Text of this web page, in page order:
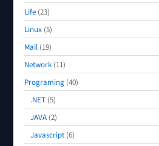
Life (23)
Linux (5)
Mail (19)
Network (11)
Programing (40)
.NET (5)
JAVA (2)
Javascript (6)